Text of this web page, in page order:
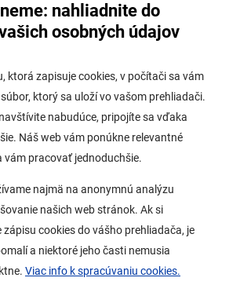
nahliadnite do
osobných údajov
ktorá zapisuje cookies, v počítači sa vám
ktorý sa uloží vo vašom prehliadači.
nabudúce, pripojíte sa vďaka
Náš web vám ponúkne relevantné
vám pracovať jednoduchšie.
najmä na anonymnú analýzu
našich web stránok. Ak si
cookies do vášho prehliadača, je
a niektoré jeho časti nemusia
Viac info k spracúvaniu cookies.
úradu